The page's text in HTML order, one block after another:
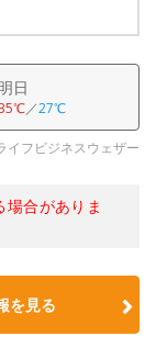
明日
／27℃
イフビジネスウェザー
合がありま
を見る